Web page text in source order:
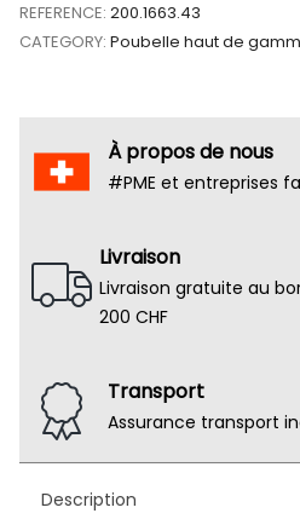
REFERENCE: 200.1663.43
CATEGORY: Poubelle haut de
À propos de nous
#PME et entreprises
Livraison
Livraison gratuite au
200 CHF
Transport
Assurance transport
Description